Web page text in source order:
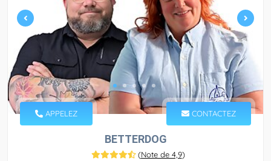
APPELEZ CONTACTEZ
BETTERDOG
(Note de 4,9)